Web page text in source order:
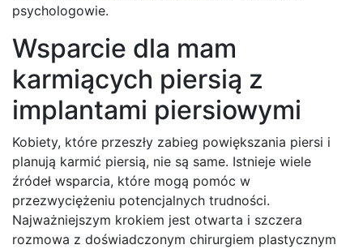
psychologowie.
Wsparcie dla mam
karmiących piersią z
implantami piersiowymi
Kobiety, które przeszły zabieg powiększania piersi i
planują karmić piersią, nie są same. Istnieje wiele
źródeł wsparcia, które mogą pomóc w
przezwyciężeniu potencjalnych trudności.
Najważniejszym krokiem jest otwarta i szczera
rozmowa z doświadczonym chirurgiem plastycznym